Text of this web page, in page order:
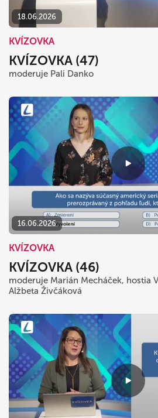
18.06.2026
KVÍZOVKA
KVÍZOVKA (47)
moderuje Pali Danko
16.06.2026
KVÍZOVKA
KVÍZOVKA (46)
moderuje Marián Mecháček, hostia
Alžbeta Živčáková